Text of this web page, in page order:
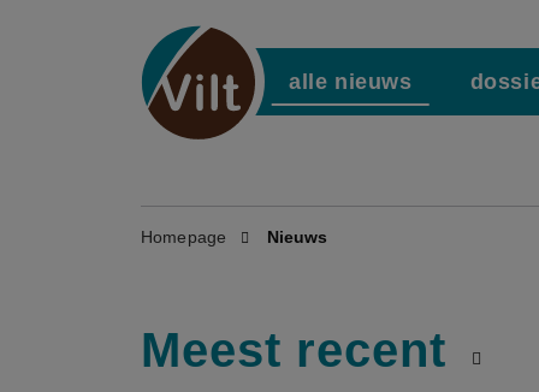
alle nieuws
Homepage Nieuws
Meest recent